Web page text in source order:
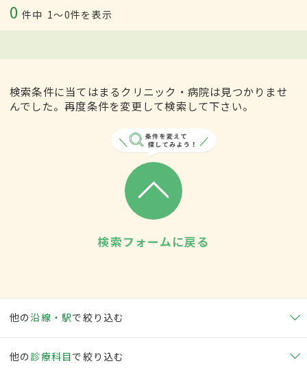
0 件中 1〜0件を表示
検索条件に当てはまるクリニック・病院は見つかりませ
んでした。再度条件を変更して検索して下さい。
検索フォームに戻る
他の沿線・駅で絞り込む
他の 診療科目で絞り込む